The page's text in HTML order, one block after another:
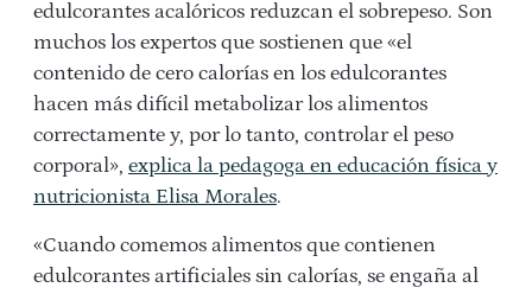
edulcorantes acalóricos reduzcan el sobrepeso. Son
muchos los expertos que sostienen que «el
contenido de cero calorías en los edulcorantes
hacen más difícil metabolizar los alimentos
correctamente y, por lo tanto, controlar el peso
corporal», explica la pedagoga en educación física y
nutricionista Elisa Morales.
«Cuando comemos alimentos que contienen
edulcorantes artificiales sin calorías, se engaña al